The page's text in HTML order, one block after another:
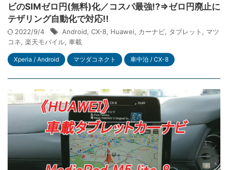
ビのSIMゼロ円(無料)化／コスパ最強!?⇒ゼロ円廃止に
テザリング自動化で対応!!
2022/9/4 Android, CX-8, Huawei, カーナビ, タブレット , マツ
コネ, 楽天モバイル, 車載
Xperia / Android マツダコネクト 車中泊 / CX-8